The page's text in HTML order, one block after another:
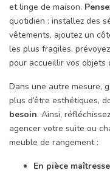
et linge de maison.
quotidien : installez des
vêtements, ajoutez un
les plus fragiles,
pour accueillir vos objets
Dans une autre mesure,
plus d’être esthétiques,
besoin. Ainsi,
agencer votre suite ou
meuble de rangement :
En pièce maîtresse